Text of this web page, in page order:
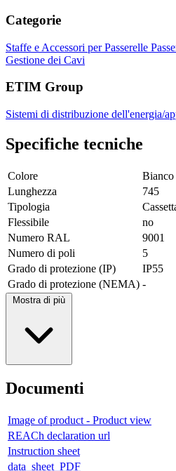
Categorie
Staffe e Accessori per Passerelle
Gestione dei Cavi
ETIM Group
Sistemi di distribuzione dell'energia/
Specifiche tecniche
Colore
Bianco
Lunghezza
745
Tipologia
Flessibile
no
Numero RAL
9001
Numero di poli
5
Grado di protezione (IP)
IP55
Grado di protezione (NEMA) -
Mostra di più
Documenti
Image of product - Product view
REACh declaration url
Instruction sheet
data_sheet_PDF